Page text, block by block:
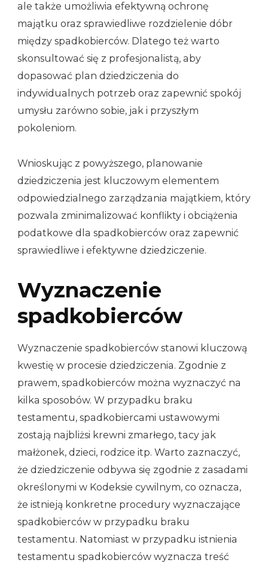
ale także umożliwia efektywną ochronę
majątku oraz sprawiedliwe rozdzielenie dóbr
między spadkobierców. Dlatego też warto
skonsultować się z profesjonalistą, aby
dopasować plan dziedziczenia do
indywidualnych potrzeb oraz zapewnić spokój
umysłu zarówno sobie, jak i przyszłym
pokoleniom.
Wnioskując z powyższego, planowanie
dziedziczenia jest kluczowym elementem
odpowiedzialnego zarządzania majątkiem, który
pozwala zminimalizować konflikty i obciążenia
podatkowe dla spadkobierców oraz zapewnić
sprawiedliwe i efektywne dziedziczenie.
Wyznaczenie
spadkobierców
Wyznaczenie spadkobierców stanowi kluczową
kwestię w procesie dziedziczenia. Zgodnie z
prawem, spadkobierców można wyznaczyć na
kilka sposobów. W przypadku braku
testamentu, spadkobiercami ustawowymi
zostają najbliżsi krewni zmarłego, tacy jak
małżonek, dzieci, rodzice itp. Warto zaznaczyć,
że dziedziczenie odbywa się zgodnie z zasadami
określonymi w Kodeksie cywilnym, co oznacza,
że istnieją konkretne procedury wyznaczające
spadkobierców w przypadku braku
testamentu. Natomiast w przypadku istnienia
testamentu spadkobierców wyznacza treść